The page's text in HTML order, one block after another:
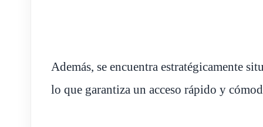
Además, se encuentra estratégicamente
lo que garantiza un acceso rápido y